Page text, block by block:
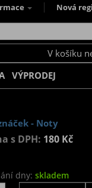
Nová
V košíku
VÝPRODEJ
- Noty
s DPH: 180 Kč
dny: skladem